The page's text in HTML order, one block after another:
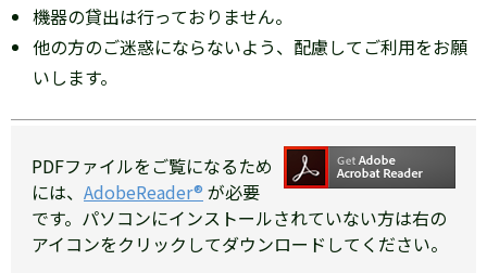
機器の貸出は行っておりません。
他の方のご迷惑にならないよう、配慮してご利用をお願
いします。
PDFファイルをご覧になるため
には、 AdobeReader® が必要
です。パソコンにインストールされていない方は右の
アイコンをクリックしてダウンロードしてください。